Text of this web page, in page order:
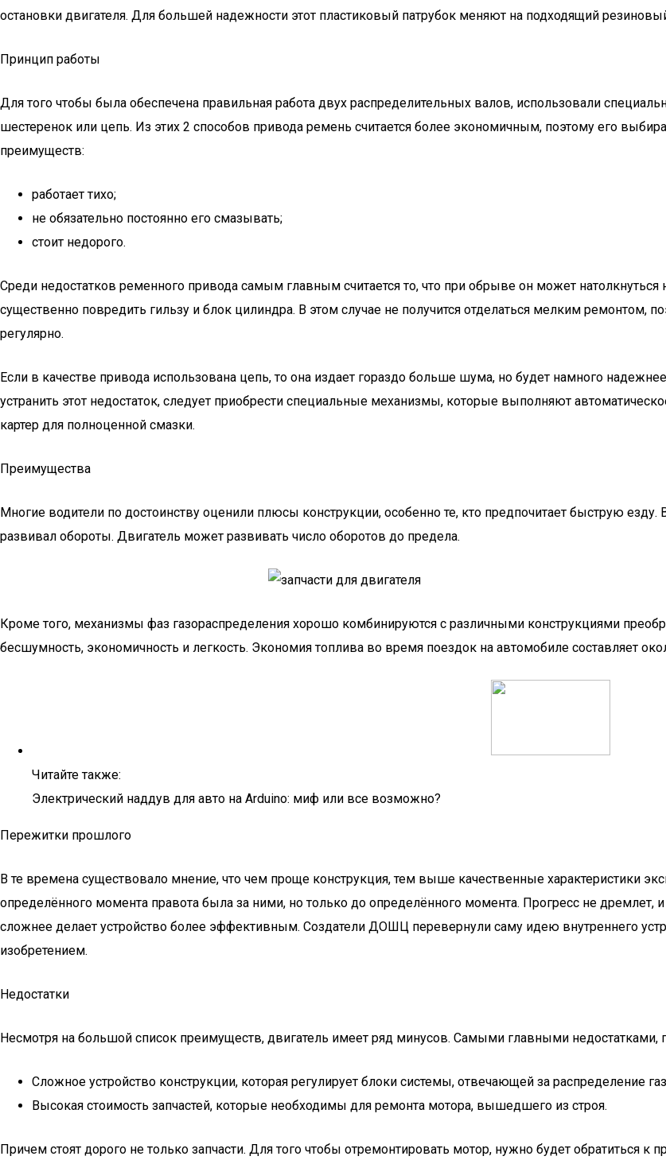
остановки двигателя. Для большей надежности этот пластиковый патрубок меняют на подходящий
Принцип работы
Для того чтобы была обеспечена правильная работа двух распределительных валов, использовали
шестеренок или цепь. Из этих 2 способов привода ремень считается более экономичным, поэтому его
преимуществ:
работает тихо;
не обязательно постоянно его смазывать;
стоит недорого.
Среди недостатков ременного привода самым главным считается то, что при обрыве он может натолкнуться
существенно повредить гильзу и блок цилиндра. В этом случае не получится отделаться мелким ремонтом,
регулярно.
Если в качестве привода использована цепь, то она издает гораздо больше шума, но будет намного
устранить этот недостаток, следует приобрести специальные механизмы, которые выполняют
картер для полноценной смазки.
Преимущества
Многие водители по достоинству оценили плюсы конструкции, особенно те, кто предпочитает быструю
развивал обороты. Двигатель может развивать число оборотов до предела.
Кроме того, механизмы фаз газораспределения хорошо комбинируются с различными конструкциями
бесшумность, экономичность и легкость. Экономия топлива во время поездок на автомобиле составляет
Читайте также:
Электрический наддув для авто на Arduino: миф или все возможно?
Пережитки прошлого
В те времена существовало мнение, что чем проще конструкция, тем выше качественные характеристики
определённого момента правота была за ними, но только до определённого момента. Прогресс не дремлет,
сложнее делает устройство более эффективным. Создатели ДОШЦ перевернули саму идею внутреннего
изобретением.
Недостатки
Несмотря на большой список преимуществ, двигатель имеет ряд минусов. Самыми главными недостатками,
Сложное устройство конструкции, которая регулирует блоки системы, отвечающей за распределение
Высокая стоимость запчастей, которые необходимы для ремонта мотора, вышедшего из строя.
Причем стоят дорого не только запчасти. Для того чтобы отремонтировать мотор, нужно будет обратиться